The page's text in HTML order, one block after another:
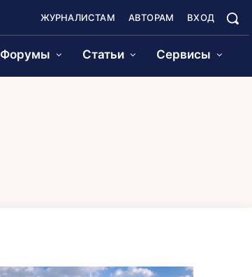
ЖУРНАЛИСТАМ АВТОРАМ ВХОД
Форумы Статьи Сервисы